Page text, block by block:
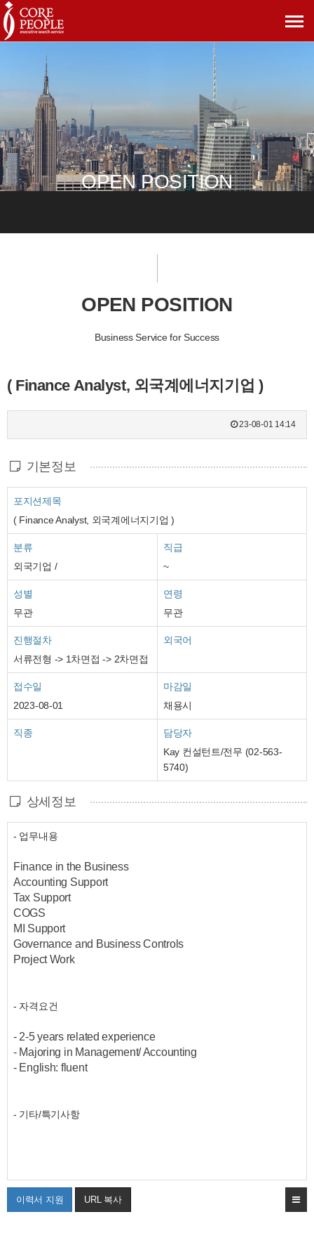
메
OPEN POSITION
OPEN POSITION
Business Service for Success
( Finance Analyst, 외국계에너지기업 )
23-08-01 14:14
기본정보
포지션제목
( Finance Analyst, 외국계에너지기업 )
분류
외국기업 /
직급
~
성별
무관
연령
무관
진행절차
서류전형 -> 1차면접 -> 2차면접
외국어
접수일
2023-08-01
마감일
채용시
직종
담당자
Kay 컨설턴트/전무 (02-563-
5740)
상세정보
- 업무내용
Finance in the Business
Accounting Support
Tax Support
COGS
MI Support
Governance and Business Controls
Project Work
- 자격요건
- 2-5 years related experience
- Majoring in Management/ Accounting
- English: fluent
- 기타/특기사항
이력서 지원 URL 복사